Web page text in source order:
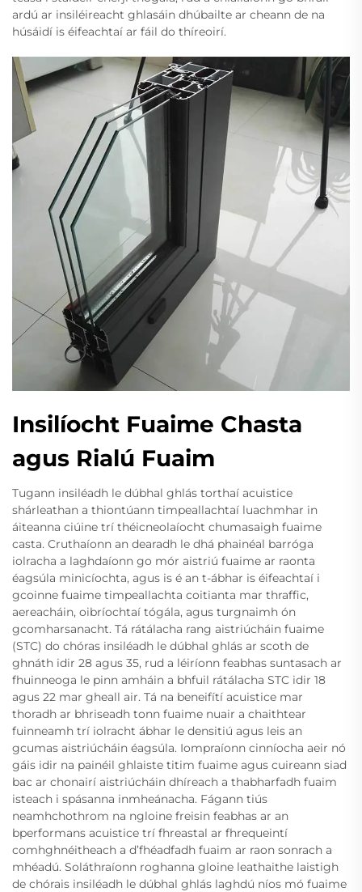
ardú ar insiléireacht ghlasáin dhúbailte ar cheann de na
húsáidí is éifeachtaí ar fáil do thíreoirí.
Insilíocht Fuaime Chasta
agus Rialú Fuaim
Tugann insiléadh le dúbhal ghlás torthaí acuistice
shárleathan a thiontúann timpeallachtaí luachmhar in
áiteanna ciúine trí théicneolaíocht chumasaigh fuaime
casta. Cruthaíonn an dearadh le dhá phainéal barróga
iolracha a laghdaíonn go mór aistriú fuaime ar raonta
éagsúla minicíochta, agus is é an t-ábhar is éifeachtaí i
gcoinne fuaime timpeallachta coitianta mar thraffic,
aereacháin, oibríochtaí tógála, agus turgnaimh ón
gcomharsanacht. Tá rátálacha rang aistriúcháin fuaime
(STC) do chóras insiléadh le dúbhal ghlás ar scoth de
ghnáth idir 28 agus 35, rud a léiríonn feabhas suntasach ar
fhuinneoga le pinn amháin a bhfuil rátálacha STC idir 18
agus 22 mar gheall air. Tá na beneifítí acuistice mar
thoradh ar bhriseadh tonn fuaime nuair a chaithtear
fuinneamh trí iolracht ábhar le densitiú agus leis an
gcumas aistriúcháin éagsúla. Iompraíonn cinníocha aeir nó
gáis idir na painéil ghlaiste titim fuaime agus cuireann siad
bac ar chonairí aistriúcháin dhíreach a thabharfadh fuaim
isteach i spásanna inmheánacha. Fágann tiús
neamhchothrom na ngloine freisin feabhas ar an
bperformans acuistice trí fhreastal ar fhrequeintí
comhghnéitheach a d’fhéadfadh fuaim ar raon sonrach a
mhéadú. Soláthraíonn roghanna gloine leathaithe laistigh
de chórais insiléadh le dúbhal ghlás laghdú níos mó fuaime